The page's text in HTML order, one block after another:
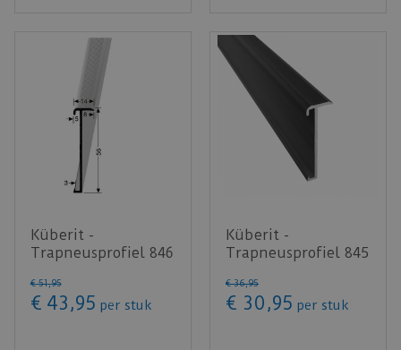
Küberit -
Trapneusprofiel 846
14x56mm t.b.v. …
€ 51,95
€ 43 ,95 per stuk
Küberit -
Trapneusprofiel 845
F18 14x43m…
€ 36,95
€ 30 ,95 per stuk